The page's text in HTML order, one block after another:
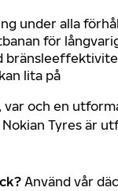
under alla
för
lita på
och en
Tyres är
Använd vår